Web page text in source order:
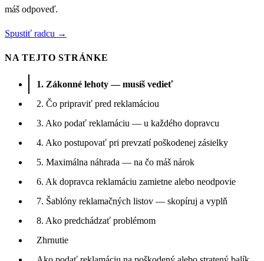
máš odpoveď.
Spustiť radcu →
NA TEJTO STRÁNKE
1. Zákonné lehoty — musíš vedieť
2. Čo pripraviť pred reklamáciou
3. Ako podať reklamáciu — u každého dopravcu
4. Ako postupovať pri prevzatí poškodenej zásielky
5. Maximálna náhrada — na čo máš nárok
6. Ak dopravca reklamáciu zamietne alebo neodpovie
7. Šablóny reklamačných listov — skopíruj a vyplň
8. Ako predchádzať problémom
Zhrnutie